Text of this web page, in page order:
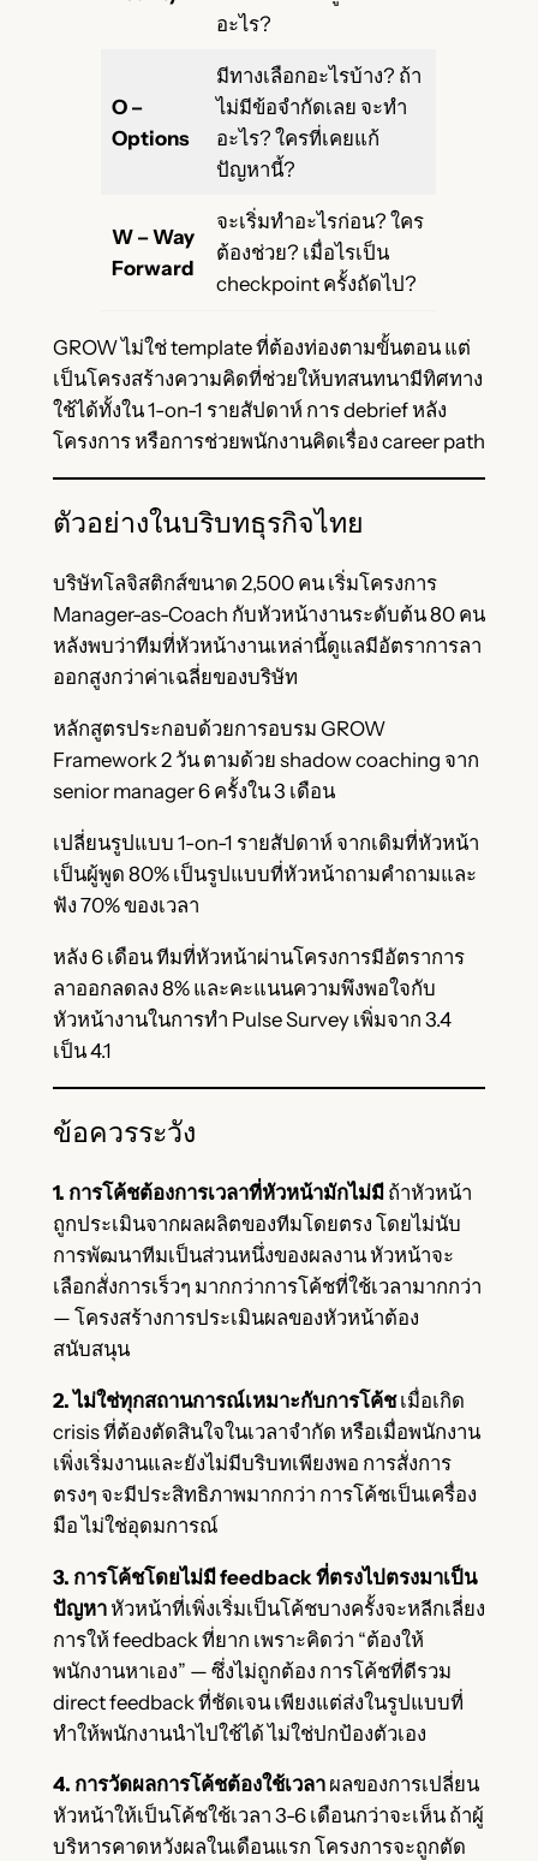
อะไร?
O –
Options
มีทางเลือกอะไรบ้าง? ถ้า
ไม่มีข้อจำกัดเลย จะทำ
อะไร? ใครที่เคยแก้
ปัญหานี้?
W – Way
Forward
จะเริ่มทำอะไรก่อน? ใคร
ต้องช่วย? เมื่อไรเป็น
checkpoint ครั้งถัดไป?
GROW ไม่ใช่ template ที่ต้องท่องตามขั้นตอน แต่
เป็นโครงสร้างความคิดที่ช่วยให้บทสนทนามีทิศทาง
ใช้ได้ทั้งใน 1-on-1 รายสัปดาห์ การ debrief หลัง
โครงการ หรือการช่วยพนักงานคิดเรื่อง career path
ตัวอย่างในบริบทธุรกิจไทย
บริษัทโลจิสติกส์ขนาด 2,500 คน เริ่มโครงการ
Manager-as-Coach กับหัวหน้างานระดับต้น 80 คน
หลังพบว่าทีมที่หัวหน้างานเหล่านี้ดูแลมีอัตราการลา
ออกสูงกว่าค่าเฉลี่ยของบริษัท
หลักสูตรประกอบด้วยการอบรม GROW
Framework 2 วัน ตามด้วย shadow coaching จาก
senior manager 6 ครั้งใน 3 เดือน
เปลี่ยนรูปแบบ 1-on-1 รายสัปดาห์ จากเดิมที่หัวหน้า
เป็นผู้พูด 80% เป็นรูปแบบที่หัวหน้าถามคำถามและ
ฟัง 70% ของเวลา
หลัง 6 เดือน ทีมที่หัวหน้าผ่านโครงการมีอัตราการ
ลาออกลดลง 8% และคะแนนความพึงพอใจกับ
หัวหน้างานในการทำ Pulse Survey เพิ่มจาก 3.4
เป็น 4.1
ข้อควรระวัง
1. การโค้ชต้องการเวลาที่หัวหน้ามักไม่มีถ้าหัวหน้า
ถูกประเมินจากผลผลิตของทีมโดยตรง โดยไม่นับ
การพัฒนาทีมเป็นส่วนหนึ่งของผลงาน หัวหน้าจะ
เลือกสั่งการเร็วๆ มากกว่าการโค้ชที่ใช้เวลามากกว่า
— โครงสร้างการประเมินผลของหัวหน้าต้อง
สนับสนุน
2. ไม่ใช่ทุกสถานการณ์เหมาะกับการโค้ชเมื่อเกิด
crisis ที่ต้องตัดสินใจในเวลาจำกัด หรือเมื่อพนักงาน
เพิ่งเริ่มงานและยังไม่มีบริบทเพียงพอ การสั่งการ
ตรงๆ จะมีประสิทธิภาพมากกว่า การโค้ชเป็นเครื่อง
มือ ไม่ใช่อุดมการณ์
3. การโค้ชโดยไม่มี feedback ที่ตรงไปตรงมาเป็น
ปัญหาหัวหน้าที่เพิ่งเริ่มเป็นโค้ชบางครั้งจะหลีกเลี่ยง
การให้ feedback ที่ยาก เพราะคิดว่า “ต้องให้
พนักงานหาเอง” — ซึ่งไม่ถูกต้อง การโค้ชที่ดีรวม
direct feedback ที่ชัดเจน เพียงแต่ส่งในรูปแบบที่
ทำให้พนักงานนำไปใช้ได้ ไม่ใช่ปกป้องตัวเอง
4. การวัดผลการโค้ชต้องใช้เวลาผลของการเปลี่ยน
หัวหน้าให้เป็นโค้ชใช้เวลา 3-6 เดือนกว่าจะเห็น ถ้าผู้
บริหารคาดหวังผลในเดือนแรก โครงการจะถูกตัด